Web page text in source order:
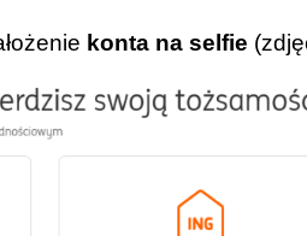
konta na selfie